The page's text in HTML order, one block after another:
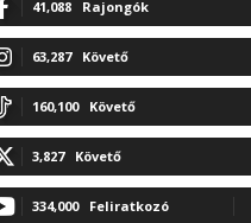
41,088 Rajongók
63,287 Követő
160,100 Követő
3,827 Követő
334,000 Feliratkozó